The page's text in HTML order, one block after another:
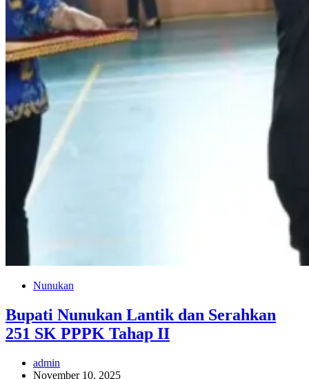
Nunukan
Bupati Nunukan Lantik dan Serahkan
251 SK PPPK Tahap II
admin
November 10, 2025